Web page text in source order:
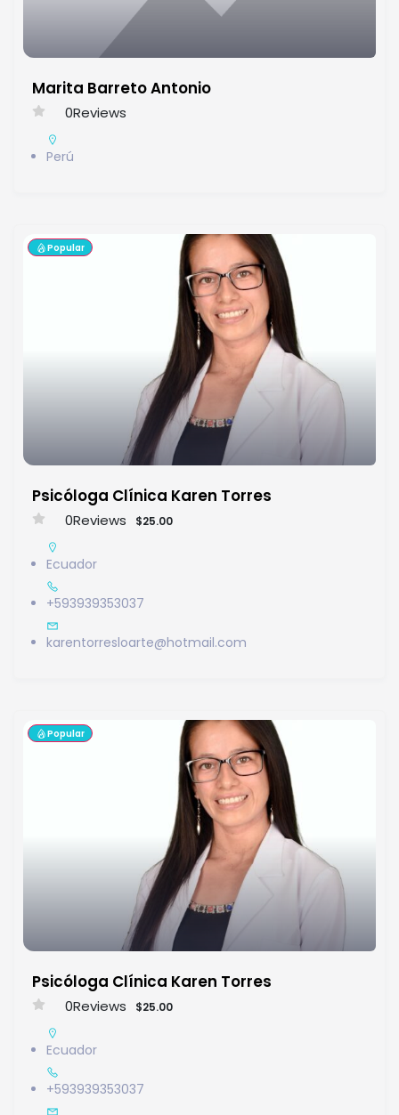
Marita Barreto Antonio
0Reviews
Perú
Popular
Psicóloga Clínica Karen Torres
0Reviews $25.00
Ecuador
+593939353037
karentorresloarte@hotmail.com
Popular
Psicóloga Clínica Karen Torres
0Reviews $25.00
Ecuador
+593939353037